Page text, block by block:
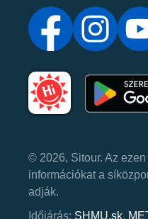
© 2026, Sitour. Az
információkat a
adják.
Időjárás: SHMU.sk,